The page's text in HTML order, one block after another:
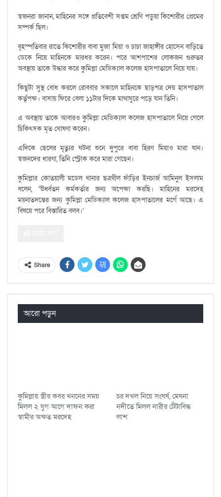
স্বজনরা জানান, মাহিনের সঙ্গে প্রতিবেশী সপ্তম শ্রেণি পড়ুয়া কিশোরীর প্রেমের
সম্পর্ক ছিল।
বৃহস্পতিবার রাতে কিশোরীর বাবা মুজা মিয়া ও চাচা জাহাঙ্গীর হোসেন বাড়িতে
ডেকে নিয়ে মাহিনকে মারধর করেন। পরে আশপাশের লোকজন গুরুতর
অবস্থায় তাকে উদ্ধার করে কুমিল্লা মেডিক্যাল কলেজ হাসপাতালে নিয়ে যায়।
কিছুটা সুস্থ বোধ করলে রোববার সকালে মাহিনকে ছাড়পত্র দেয় হাসপাতাল
কর্তৃপক্ষ। বাসায় ফিরে বেলা ১১টার দিকে মাথাঘুরে পড়ে যান তিনি।
এ অবস্থায় তাকে আবারও কুমিল্লা মেডিক্যাল কলেজ হাসপাতালে নিয়ে গেলে
চিকিৎসক মৃত ঘোষণা করেন।
এদিকে ছেলের মৃত্যুর ঘটনা শুনে দুপুরে বাবা হিরণ মিয়াও মারা যান।
স্বজনদের ধারণা, তিনি স্ট্রোক করে মারা গেছেন।
কুমিল্লার কোতয়ালী মডেল থানার ছত্রখীল ফাঁড়ির ইনচার্জ আমিনুল ইসলাম
বলেন, ‘ঊর্ধ্বতন কর্মকর্তার জন্য অপেক্ষা করছি। মাহিনের মরদেহ
ময়নাতদন্তের জন্য কুমিল্লা মেডিক্যাল কলেজ হাসপাতালের মর্গে আছে। এ
বিষয়ে পরে বিস্তারিত বলব।’
Share
আরো পড়ুন
কুমিল্লায় স্ত্রীর কবর খননের সময়
মিলল ২ যুগ আগে দাফন করা
স্বামীর অক্ষত মরদেহ
চর দখল নিয়ে সংঘর্ষ, মেঘনা
নদীতে মিলল নারীর টেঁটাবিদ্ধ
লাশ